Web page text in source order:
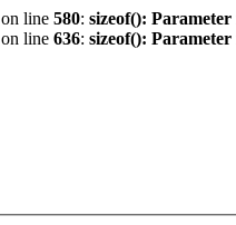
on line 580: sizeof():
on line 636: sizeof():